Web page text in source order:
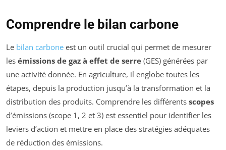
Comprendre le bilan carbone
Le bilan carbone est un outil crucial qui permet de mesurer
les émissions de gaz à effet de serre (GES) générées par
une activité donnée. En agriculture, il englobe toutes les
étapes, depuis la production jusqu’à la transformation et la
distribution des produits. Comprendre les différents scopes
d’émissions (scope 1, 2 et 3) est essentiel pour identifier les
leviers d’action et mettre en place des stratégies adéquates
de réduction des émissions.